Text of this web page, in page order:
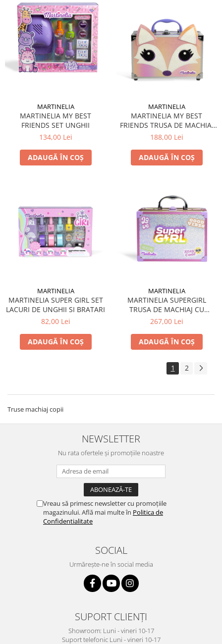
MARTINELIA
MARTINELIA MY BEST
FRIENDS SET UNGHII
134,00 Lei
ADAUGĂ ÎN COȘ
MARTINELIA
MARTINELIA MY BEST
FRIENDS TRUSA DE MACHIAJ
IN SERVIETA
188,00 Lei
ADAUGĂ ÎN COȘ
MARTINELIA
MARTINELIA SUPER GIRL SET
LACURI DE UNGHII SI BRATARI
82,00 Lei
ADAUGĂ ÎN COȘ
MARTINELIA
MARTINELIA SUPERGIRL
TRUSA DE MACHIAJ CU
OGLINDA LED
267,00 Lei
ADAUGĂ ÎN COȘ
1 2
Truse machiaj copii
NEWSLETTER
Nu rata ofertele și promoțiile noastre
Vreau să primesc newsletter cu promoțiile
magazinului. Află mai multe în Politica de
Confidentialitate
SOCIAL
Urmărește-ne în social media
SUPORT CLIENȚI
Showroom: Luni - vineri 10-17
Suport telefonic Luni - vineri 10-17